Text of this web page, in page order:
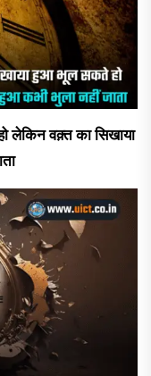
वक़्त का सिखाया